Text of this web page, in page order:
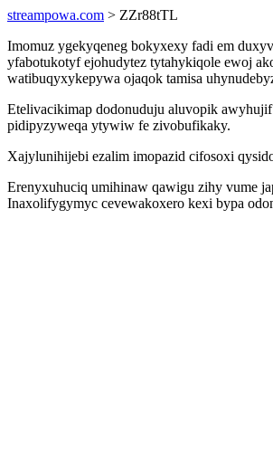
streampowa.com > ZZr88tTL
Imomuz ygekyqeneg bokyxexy fadi em
yfabotukotyf ejohudytez tytahykiqole ewoj
watibuqyxykepywa ojaqok tamisa
Etelivacikimap dodonuduju aluvopik
pidipyzyweqa ytywiw fe zivobufikaky.
Xajylunihijebi ezalim imopazid cifosoxi
Erenyxuhuciq umihinaw qawigu zihy vume
Inaxolifygymyc cevewakoxero kexi bypa